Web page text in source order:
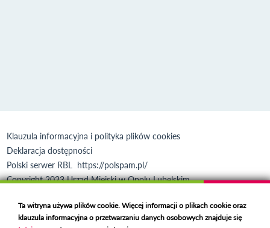
Klauzula informacyjna i polityka plików cookies
Deklaracja dostępności
Polski serwer RBL https://polspam.pl/
Copyright 2023 Urząd Miejski w Opolu Lubelskim
Ta witryna używa plików cookie. Więcej informacji o plikach cookie oraz
klauzula informacyjna o przetwarzaniu danych osobowych znajduje się